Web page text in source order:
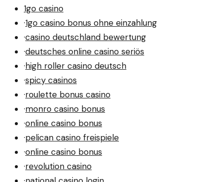
was Sie beachten müssen, um rechtliche Probleme zu
vermeiden.
1go casino
·1go casino bonus ohne einzahlung
·casino deutschland bewertung
·deutsches online casino seriös
·high roller casino deutsch
·spicy casinos
·roulette bonus casino
·monro casino bonus
·online casino bonus
·pelican casino freispiele
·online casino bonus
·revolution casino